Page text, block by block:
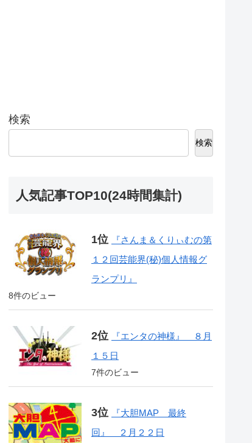
検索
検索
人気記事TOP10(24時間集計)
『さんま＆くりぃむの第
１２回芸能界(秘)個人情報グ
ランプリ』
8件のビュー
『エンタの神様』 ８月
１５日
7件のビュー
『大胆MAP 最終
回』 ２月２２日